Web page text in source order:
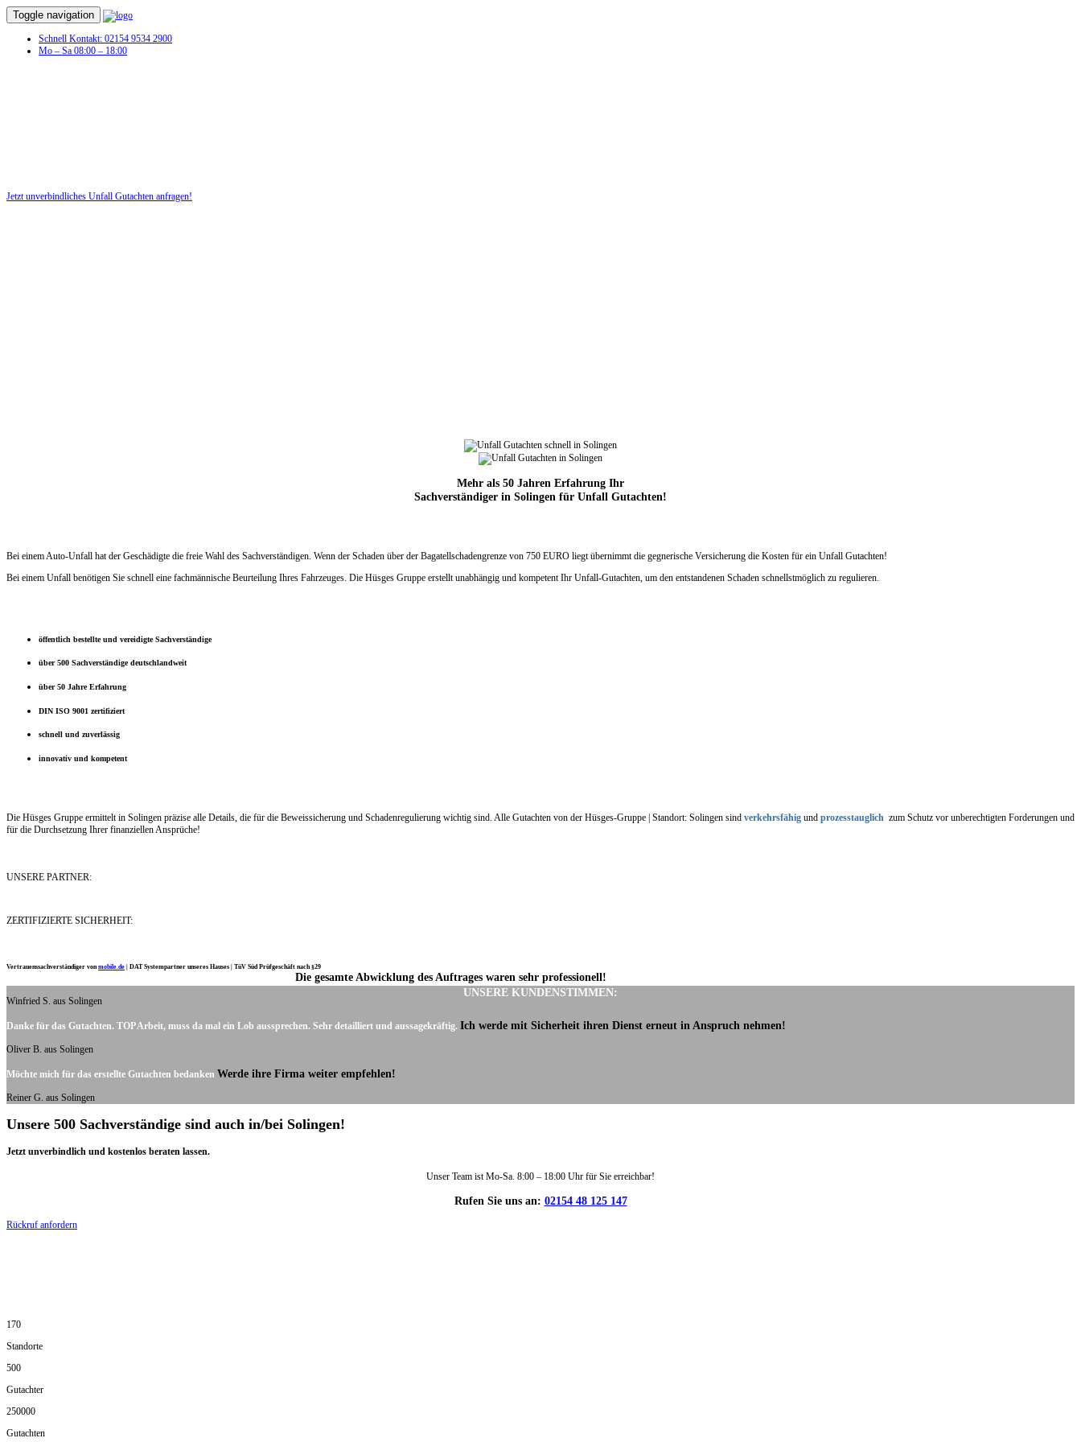
Toggle navigation
Schnell Kontakt: 02154 9534 2900
Mo – Sa 08:00 – 18:00
Jetzt unverbindliches Unfall Gutachten anfragen!
Mehr als 50 Jahren Erfahrung Ihr
Sachverständiger in Solingen für Unfall Gutachten!
Bei einem Auto-Unfall hat der Geschädigte die freie Wahl des Sachverständigen. Wenn der Schaden über der Bagatellschadengrenze von 750 EURO liegt übernimmt die gegnerische Versicherung die Kosten für ein Unfall Gutachten!
Bei einem Unfall benötigen Sie schnell eine fachmännische Beurteilung Ihres Fahrzeuges. Die Hüsges Gruppe erstellt unabhängig und kompetent Ihr Unfall-Gutachten, um den entstandenen Schaden schnellstmöglich zu regulieren.
öffentlich bestellte und vereidigte Sachverständige
über 500 Sachverständige deutschlandweit
über 50 Jahre Erfahrung
DIN ISO 9001 zertifiziert
schnell und zuverlässig
innovativ und kompetent
Die Hüsges Gruppe ermittelt in Solingen präzise alle Details, die für die Beweissicherung und Schadenregulierung wichtig sind. Alle Gutachten von der Hüsges-Gruppe | Standort: Solingen sind verkehrsfähig und prozesstauglich zum Schutz vor unberechtigten Forderungen und
für die Durchsetzung Ihrer finanziellen Ansprüche!
UNSERE PARTNER:
ZERTIFIZIERTE SICHERHEIT:
Vertrauenssachverständiger vonmobile.de DAT Systempartner unseres Hauses | TüV Süd Prüfgeschäft nach §29
UNSERE KUNDENSTIMMEN:
Die gesamte Abwicklung des Auftrages waren sehr professionell!
Winfried S. aus Solingen
Danke für das Gutachten. TOP Arbeit, muss da mal ein Lob aussprechen. Sehr detailliert und aussagekräftig. Ich werde mit Sicherheit ihren Dienst erneut in Anspruch nehmen!
Oliver B. aus Solingen
Möchte mich für das erstellte Gutachten bedanken Werde ihre Firma weiter empfehlen!
Reiner G. aus Solingen
Unsere 500 Sachverständige sind auch in/bei Solingen!
Jetzt unverbindlich und kostenlos beraten lassen.
Unser Team ist Mo-Sa. 8:00 – 18:00 Uhr für Sie erreichbar!
Rufen Sie uns an: 02154 48 125 147
Rückruf anfordern
170
Standorte
500
Gutachter
250000
Gutachten